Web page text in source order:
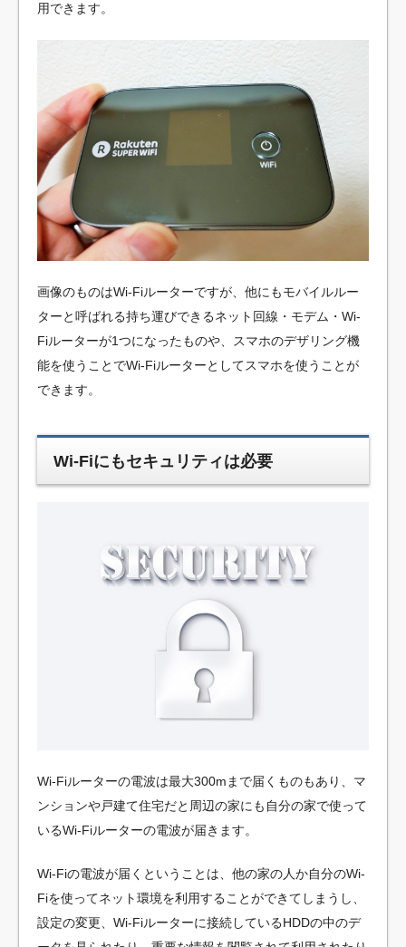
用できます。
画像のものはWi-Fiルーターですが、他にもモバイルルー
ターと呼ばれる持ち運びできるネット回線・モデム・Wi-
Fiルーターが1つになったものや、スマホのデザリング機
能を使うことでWi-Fiルーターとしてスマホを使うことが
できます。
Wi-Fiにもセキュリティは必要
Wi-Fiルーターの電波は最大300mまで届くものもあり、マ
ンションや戸建て住宅だと周辺の家にも自分の家で使って
いるWi-Fiルーターの電波が届きます。
Wi-Fiの電波が届くということは、他の家の人か自分のWi-
Fiを使ってネット環境を利用することができてしまうし、
設定の変更、Wi-Fiルーターに接続しているHDDの中のデ